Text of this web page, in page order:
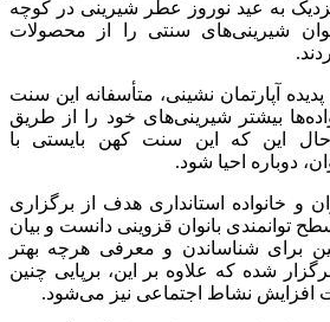
به عید نوروز عطر شیرینی در کوچه
شیرینی‌های سنتی را از محصولات
آپارتمان نشینی، متأسفانه این سنت
بیشتر شیرینی‌های خود را از طریق
حال این که این سنت کهن بایستی با
دوباره احیا شود.
و خانواده استانداری هدف از برگزاری
توانمندی‌ بانوان قزوینی دانست و بیان
برای شناساندن و معرفی هرچه بهتر
برگزار شده که علاوه بر این، برپایی چنین
افزایش نشاط اجتماعی نیز می‌شود.